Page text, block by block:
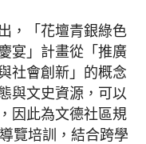
，「花壇青銀綠色
宴」計畫從「推廣
社會創新」的概念
與文史資源，可以
因此為文德社區規
覽培訓，結合跨學